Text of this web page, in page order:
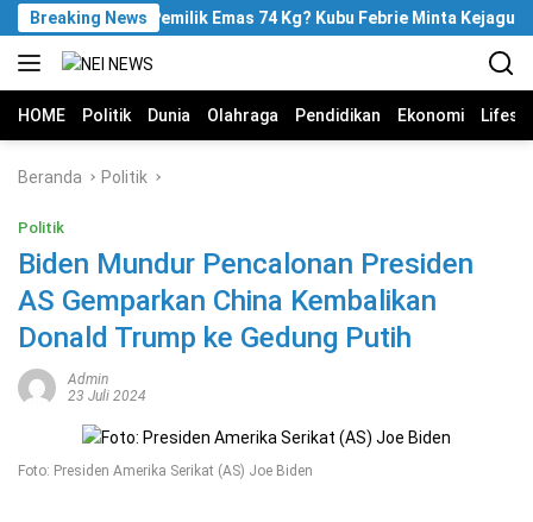
Langsung
ke
konten
Breaking News
Siapa Pemilik Emas 74 Kg? Kubu Febrie Minta Kejagung
HOME Politik Dunia Olahraga Pendidikan Ekonomi
Beranda Politik
Politik
Biden Mundur Pencalonan Presiden
AS Gemparkan China Kembalikan
Donald Trump ke Gedung Putih
Admin
23 Juli 2024
Foto: Presiden Amerika Serikat (AS) Joe Biden